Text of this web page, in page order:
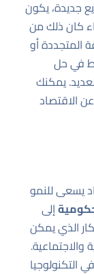
جديدة، يكون
كان ذلك من
المتجددة أو
في حل
يمكنك
الاقتصاد
يسعى للنمو
إلى
الذي يمكن
والاجتماعية.
التكنولوجيا